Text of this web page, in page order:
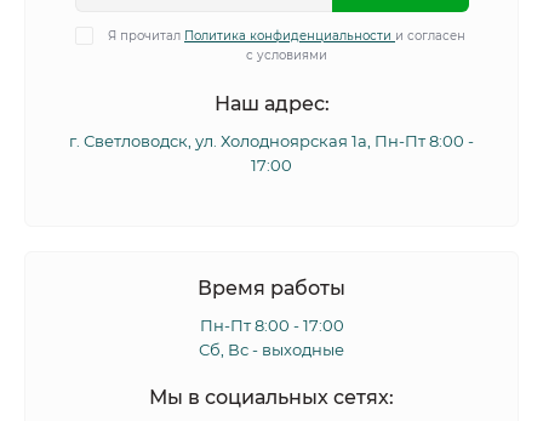
Я прочитал Политика конфиденциальности и согласен
с условиями
Наш адрес:
г. Светловодск, ул. Холодноярская 1а, Пн-Пт 8:00 -
17:00
Время работы
Пн-Пт 8:00 - 17:00
Сб, Вс - выходные
Мы в социальных сетях: